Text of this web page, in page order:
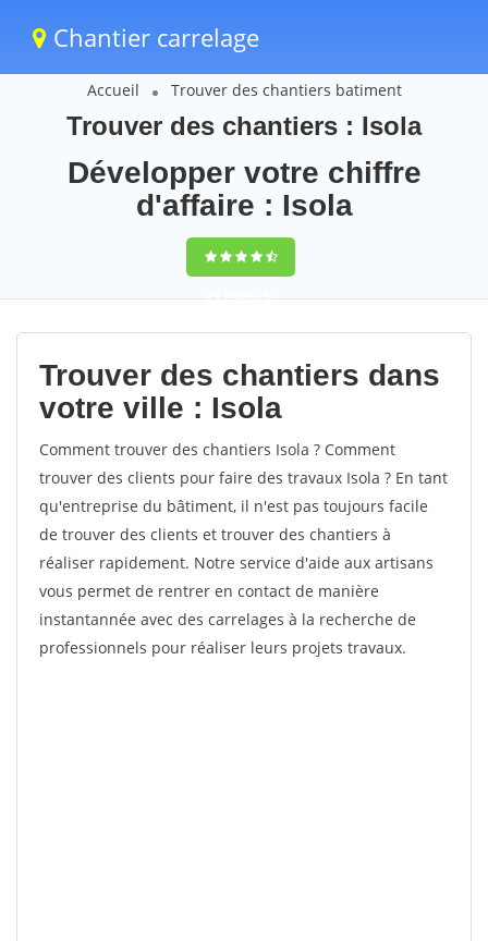
Chantier carrelage
Accueil Trouver des chantiers batiment
Trouver des chantiers : Isola
Développer votre chiffre
d'affaire : Isola
9,5(100%)57
votes
Trouver des chantiers dans
votre ville : Isola
Comment trouver des chantiers Isola ? Comment
trouver des clients pour faire des travaux Isola ? En tant
qu'entreprise du bâtiment, il n'est pas toujours facile
de trouver des clients et trouver des chantiers à
réaliser rapidement. Notre service d'aide aux artisans
vous permet de rentrer en contact de manière
instantannée avec des carrelages à la recherche de
professionnels pour réaliser leurs projets travaux.